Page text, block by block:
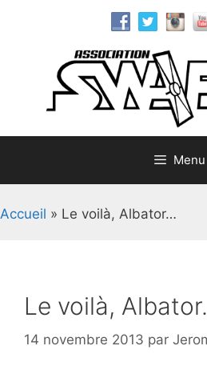
Menu
Accueil » Le voilà, Albator…
Le voilà,
14 novembre 2013 par